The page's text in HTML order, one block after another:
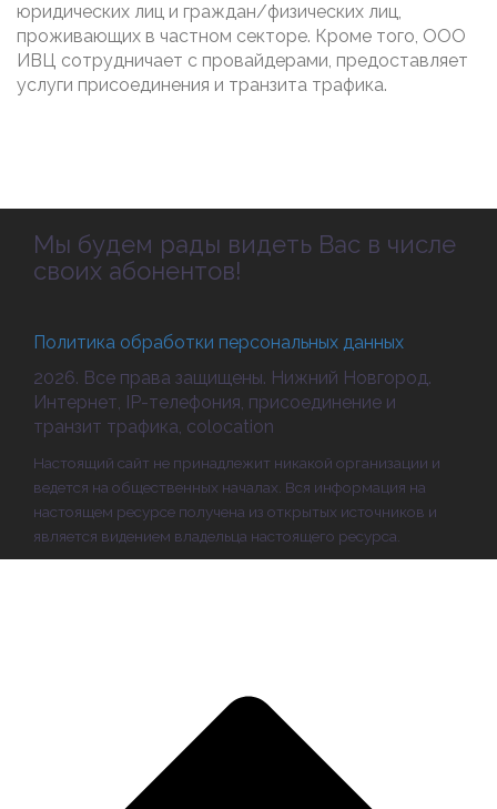
юридических лиц и граждан/физических лиц,
проживающих в частном секторе. Кроме того, ООО
ИВЦ сотрудничает с провайдерами, предоставляет
услуги присоединения и транзита трафика.
Мы будем рады видеть Вас в числе
своих абонентов!
Политика обработки персональных данных
2026. Все права защищены. Нижний Новгород.
Интернет, IP-телефония, присоединение и
транзит трафика, colocation
Настоящий сайт не принадлежит никакой организации и
ведется на общественных началах. Вся информация на
настоящем ресурсе получена из открытых источников и
является видением владельца настоящего ресурса.